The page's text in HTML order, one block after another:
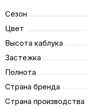
Сезон
Цвет
Высота каблука
Застежка
Полнота
Страна бренда
Страна производства